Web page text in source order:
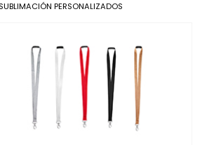
PERSONALIZADOS